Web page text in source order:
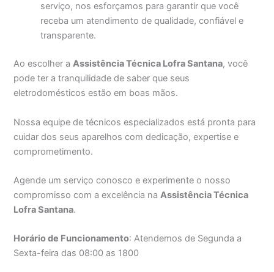
serviço, nos esforçamos para garantir que você
receba um atendimento de qualidade, confiável e
transparente.
Ao escolher aAssistência Técnica Lofra Santana, você
pode ter a tranquilidade de saber que seus
eletrodomésticos estão em boas mãos.
Nossa equipe de técnicos especializados está pronta para
cuidar dos seus aparelhos com dedicação, expertise e
comprometimento.
Agende um serviço conosco e experimente o nosso
compromisso com a excelência naAssistência Técnica
Lofra Santana.
Horário de Funcionamento: Atendemos de Segunda a
Sexta-feira das 08:00 as 1800